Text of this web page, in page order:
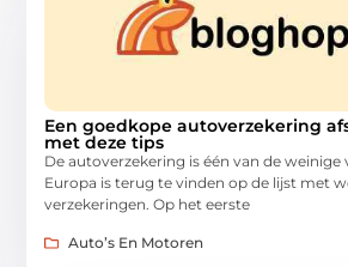
Een goedkope autoverzekering
met deze tips
De autoverzekering is één van de weinige
Europa is terug te vinden op de lijst met
verzekeringen. Op het eerste
Auto’s En Motoren